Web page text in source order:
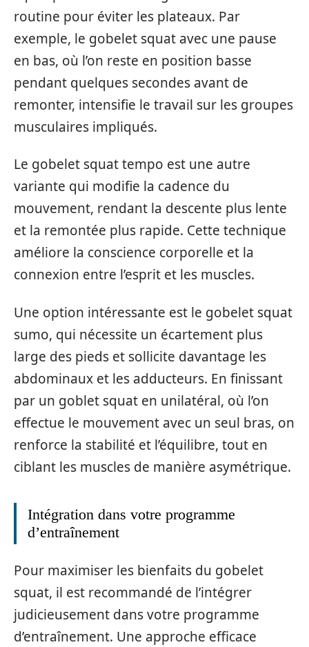
routine pour éviter les plateaux. Par
exemple, le gobelet squat avec une pause
en bas, où l’on reste en position basse
pendant quelques secondes avant de
remonter, intensifie le travail sur les groupes
musculaires impliqués.
Le gobelet squat tempo est une autre
variante qui modifie la cadence du
mouvement, rendant la descente plus lente
et la remontée plus rapide. Cette technique
améliore la conscience corporelle et la
connexion entre l’esprit et les muscles.
Une option intéressante est le gobelet squat
sumo, qui nécessite un écartement plus
large des pieds et sollicite davantage les
abdominaux et les adducteurs. En finissant
par un goblet squat en unilatéral, où l’on
effectue le mouvement avec un seul bras, on
renforce la stabilité et l’équilibre, tout en
ciblant les muscles de manière asymétrique.
Intégration dans votre programme
d’entraînement
Pour maximiser les bienfaits du gobelet
squat, il est recommandé de l’intégrer
judicieusement dans votre programme
d’entraînement. Une approche efficace